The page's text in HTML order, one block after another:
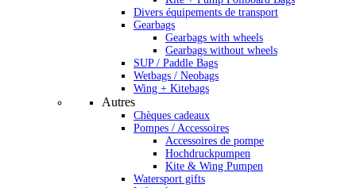
Divers équipements de transport
Gearbags
Gearbags with wheels
Gearbags without wheels
SUP / Paddle Bags
Wetbags / Neobags
Wing + Kitebags
Autres
Chèques cadeaux
Pompes / Accessoires
Accessoires de pompe
Hochdruckpumpen
Kite & Wing Pumpen
Watersport gifts